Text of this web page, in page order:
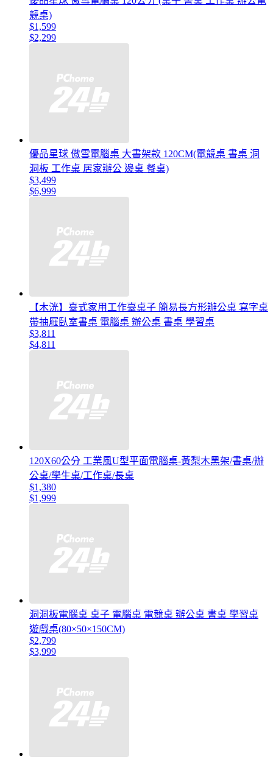
競桌)
$1,599
$2,299
優品星球 傲雪電腦桌 大書架款 120CM(電競桌 書桌 洞
洞板 工作桌 居家辦公 邊桌 餐桌)
$3,499
$6,999
【木洸】臺式家用工作臺桌子 簡易長方形辦公桌 寫字桌
帶抽屜臥室書桌 電腦桌 辦公桌 書桌 學習桌
$3,811
$4,811
120X60公分 工業風U型平面電腦桌-黃梨木黑架/書桌/辦
公桌/學生桌/工作桌/長桌
$1,380
$1,999
洞洞板電腦桌 桌子 電腦桌 電競桌 辦公桌 書桌 學習桌
遊戲桌(80×50×150CM)
$2,799
$3,999